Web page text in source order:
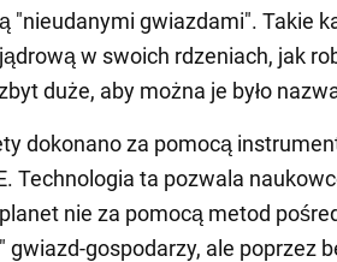
"nieudanymi gwiazdami". Takie
w swoich rdzeniach, jak
duże, aby można je było
dokonano za pomocą
Technologia ta pozwala
nie za pomocą metod
gwiazd-gospodarzy, ale poprzez